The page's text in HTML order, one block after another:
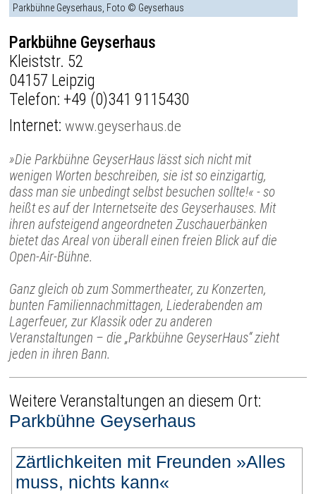
Parkbühne Geyserhaus, Foto © Geyserhaus
Parkbühne Geyserhaus
Kleiststr. 52
04157 Leipzig
Telefon: +49 (0)341 9115430
Internet:www.geyserhaus.de
»Die Parkbühne GeyserHaus lässt sich nicht mit
wenigen Worten beschreiben, sie ist so einzigartig,
dass man sie unbedingt selbst besuchen sollte!« - so
heißt es auf der Internetseite des Geyserhauses. Mit
ihren aufsteigend angeordneten Zuschauerbänken
bietet das Areal von überall einen freien Blick auf die
Open-Air-Bühne.
Ganz gleich ob zum Sommertheater, zu Konzerten,
bunten Familiennachmittagen, Liederabenden am
Lagerfeuer, zur Klassik oder zu anderen
Veranstaltungen – die „Parkbühne GeyserHaus“ zieht
jeden in ihren Bann.
Weitere Veranstaltungen an diesem Ort:
Parkbühne Geyserhaus
Zärtlichkeiten mit Freunden »Alles
muss, nichts kann«